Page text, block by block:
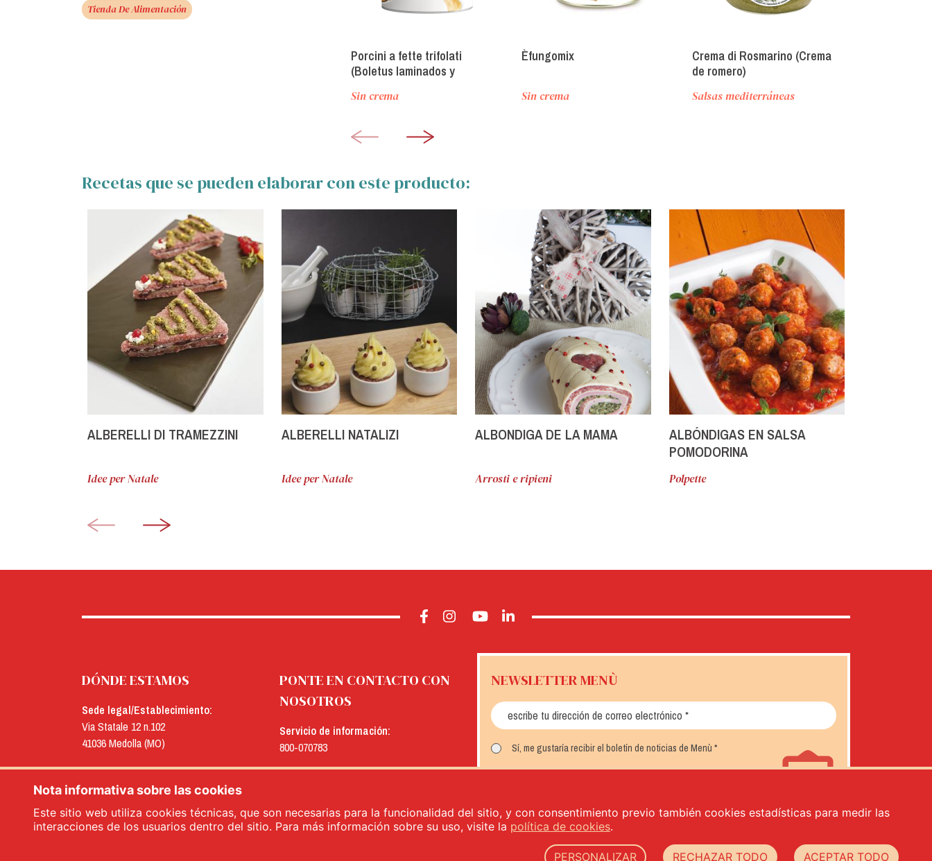
Tienda De Alimentación
Porcini a fette trifolati
(Boletus laminados y
Sin crema
Èfungomix
Sin crema
Crema di Rosmarino (Crema
de romero)
Salsas mediterráneas
Recetas que se pueden elaborar con este producto:
ALBERELLI DI TRAMEZZINI
Idee per Natale
ALBERELLI NATALIZI
Idee per Natale
ALBONDIGA DE LA MAMA
Arrosti e ripieni
ALBÓNDIGAS EN SALSA
POMODORINA
Polpette
DÓNDE ESTAMOS
Sede legal/Establecimiento:
Via Statale 12 n.102
41036 Medolla (MO)
Oficinas:
Via Concordia n.25
PONTE EN CONTACTO CON
NOSOTROS
Servicio de información:
800-070783
NEWSLETTER MENÙ
Sí, me gustaría recibir el boletín de noticias de Menù *
Nota informativa sobre las cookies
Este sitio web utiliza cookies técnicas, que son necesarias para la funcionalidad del sitio, y con consentimiento previo también cookies estadísticas para medir las
interacciones de los usuarios dentro del sitio. Para más información sobre su uso, visite la política de cookies.
PERSONALIZAR RECHAZAR TODO ACEPTAR TODO